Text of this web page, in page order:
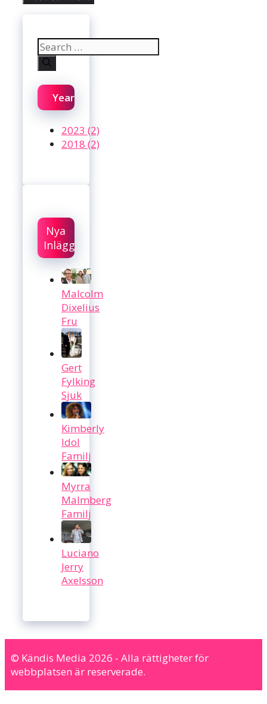
Search
for:
Year
2023 (2)
2018 (2)
Nya
Inlägg
Malcolm
Dixelius
Fru
Gert
Fylking
Sjuk
Kimberly
Idol
Familj
Myrra
Malmberg
Familj
Luciano
Jerry
Axelsson
© Kändis Media 2026 - Alla rättigheter för
webbplatsen är reserverade.